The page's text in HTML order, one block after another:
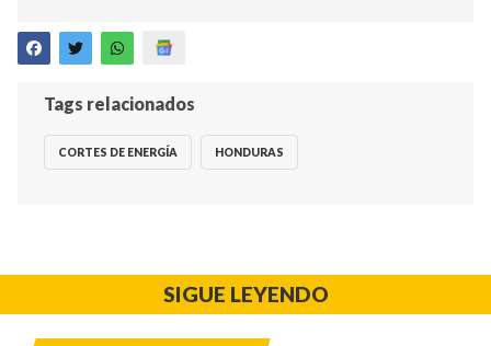
Tags relacionados
CORTES DE ENERGÍA HONDURAS
SIGUE LEYENDO